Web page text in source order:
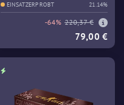
EINSATZERPROBT 21.14%
-64% 220,37 €
79,00 €